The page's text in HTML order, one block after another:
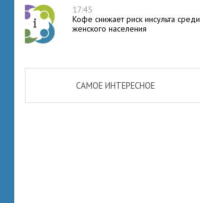
17:45
Кофе снижает риск инсульта среди
женского населения
САМОЕ ИНТЕРЕСНОЕ